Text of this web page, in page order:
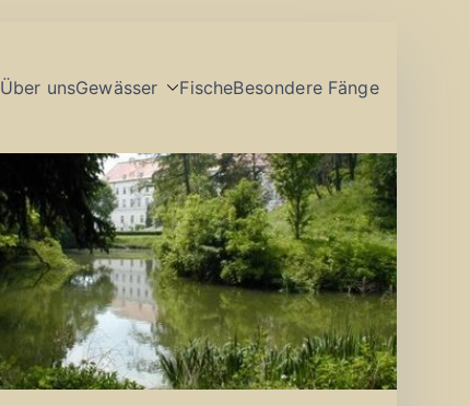
Über unsGewässer FischeBesondere Fänge